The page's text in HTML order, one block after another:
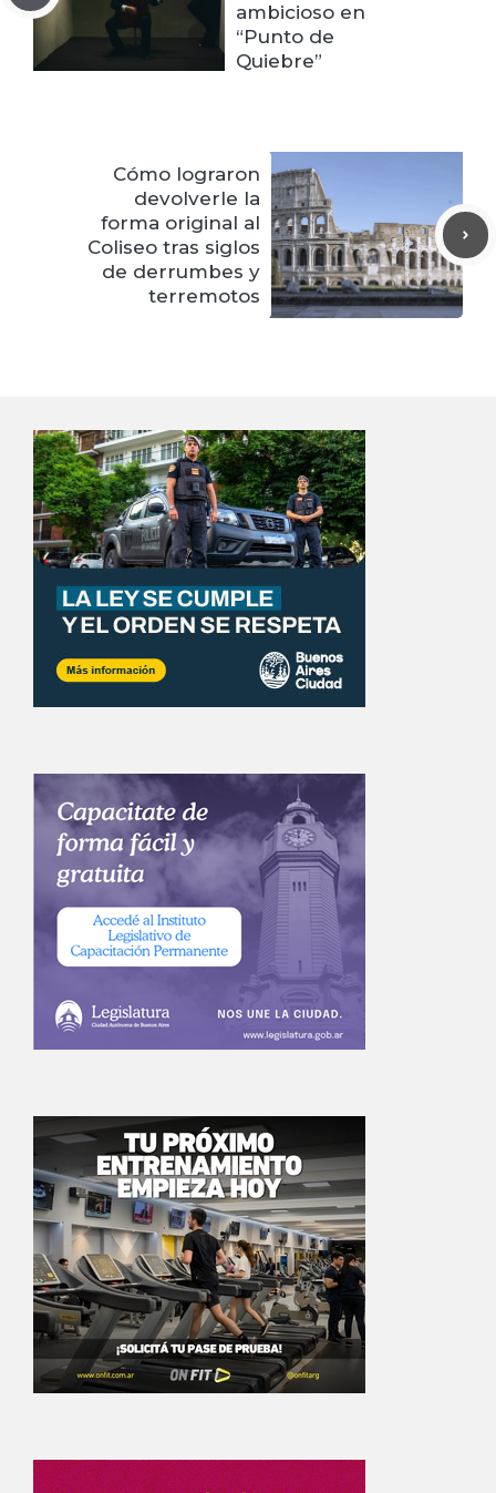
ambicioso en
“Punto de
Quiebre”
Cómo lograron
devolverle la
forma original al
Coliseo tras siglos
de derrumbes y
terremotos